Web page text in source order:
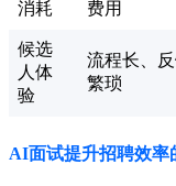
消耗
费用
候选
人体
验
流程长、
繁琐
AI面试提升招聘效率